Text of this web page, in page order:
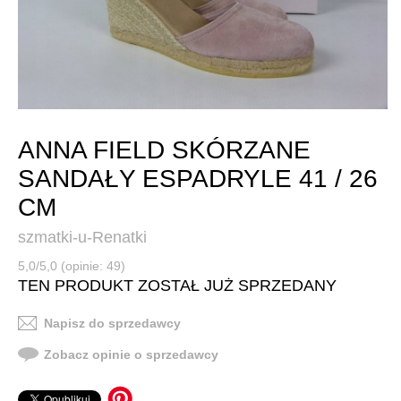
ANNA FIELD SKÓRZANE
SANDAŁY ESPADRYLE 41 / 26
CM
szmatki-u-Renatki
5,0/5,0 (opinie: 49)
TEN PRODUKT ZOSTAŁ JUŻ SPRZEDANY
Napisz do sprzedawcy
Zobacz opinie o sprzedawcy